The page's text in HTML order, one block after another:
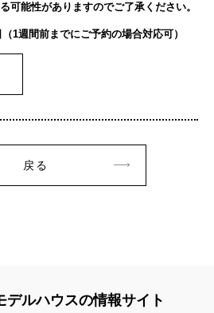
可能性がありますのでご了承ください。
1週間前までにご予約の場合対応可）
戻る
デルハウスの情報サイト